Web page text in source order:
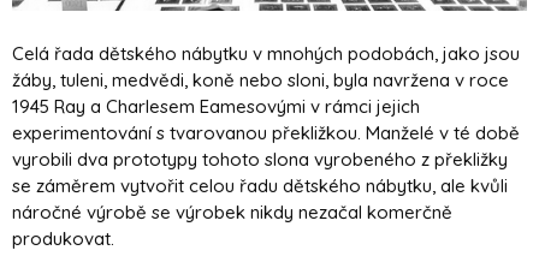
Celá řada dětského nábytku v mnohých podobách, jako jsou
žáby, tuleni, medvědi, koně nebo sloni, byla navržena v roce
1945 Ray a Charlesem Eamesovými v rámci jejich
experimentování s tvarovanou překližkou. Manželé v té době
vyrobili dva prototypy tohoto slona vyrobeného z překližky
se záměrem vytvořit celou řadu dětského nábytku, ale kvůli
náročné výrobě se výrobek nikdy nezačal komerčně
produkovat.